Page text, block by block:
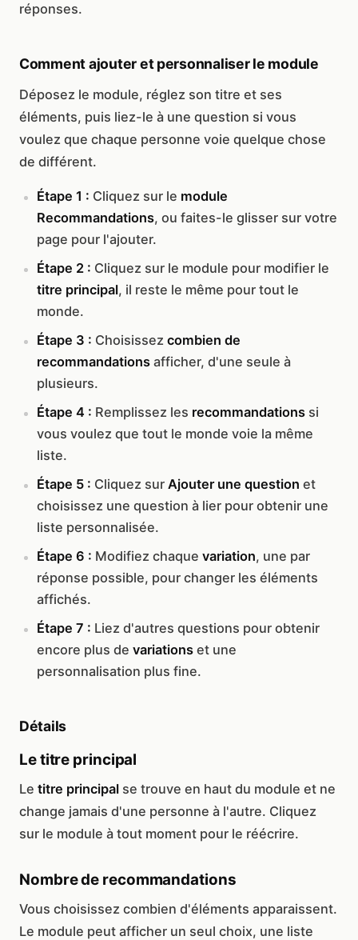
réponses.
Comment ajouter et personnaliser le module
Déposez le module, réglez son titre et ses
éléments, puis liez-le à une question si vous
voulez que chaque personne voie quelque chose
de différent.
Étape 1 : Cliquez sur le module
Recommandations, ou faites-le glisser sur votre
page pour l'ajouter.
Étape 2 : Cliquez sur le module pour modifier le
titre principal, il reste le même pour tout le
monde.
Étape 3 : Choisissez combien de
recommandations afficher, d'une seule à
plusieurs.
Étape 4 : Remplissez les recommandations si
vous voulez que tout le monde voie la même
liste.
Étape 5 : Cliquez sur Ajouter une question et
choisissez une question à lier pour obtenir une
liste personnalisée.
Étape 6 : Modifiez chaque variation, une par
réponse possible, pour changer les éléments
affichés.
Étape 7 : Liez d'autres questions pour obtenir
encore plus de variations et une
personnalisation plus fine.
Détails
Le titre principal
Le titre principal se trouve en haut du module et ne
change jamais d'une personne à l'autre. Cliquez
sur le module à tout moment pour le réécrire.
Nombre de recommandations
Vous choisissez combien d'éléments apparaissent.
Le module peut afficher un seul choix, une liste